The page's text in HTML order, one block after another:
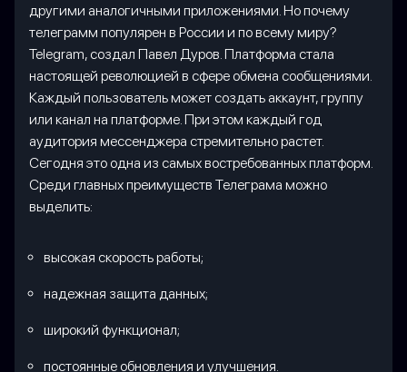
другими аналогичными приложениями. Но почему
телеграмм популярен в России и по всему миру?
Telegram, создал Павел Дуров. Платформа стала
настоящей революцией в сфере обмена сообщениями.
Каждый пользователь может создать аккаунт, группу
или канал на платформе. При этом каждый год
аудитория мессенджера стремительно растет.
Сегодня это одна из самых востребованных платформ.
Среди главных преимуществ Телеграма можно
выделить:
высокая скорость работы;
надежная защита данных;
широкий функционал;
постоянные обновления и улучшения.